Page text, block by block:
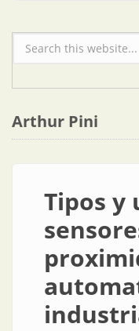
Formulario de
Arthur Pini
Tipos y